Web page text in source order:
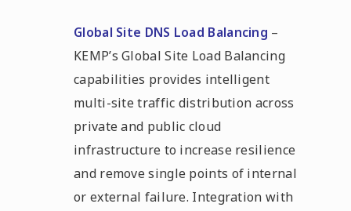
Global Site DNS Load Balancing –
KEMP’s Global Site Load Balancing
capabilities provides intelligent
multi-site traffic distribution across
private and public cloud
infrastructure to increase resilience
and remove single points of internal
or external failure. Integration with